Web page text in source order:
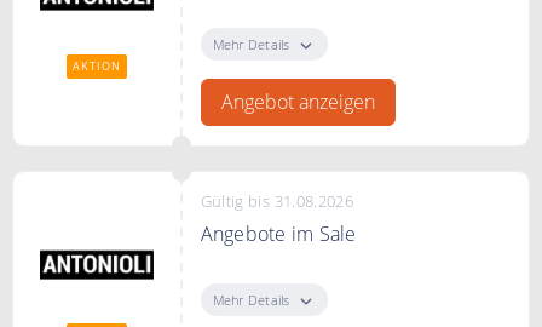
AKTION
saisonalen Angeboten nicht zu
Mehr Details
Angebot anzeigen
Gültig bis 31.08.2026
Angebote im Sale
Mehr Details